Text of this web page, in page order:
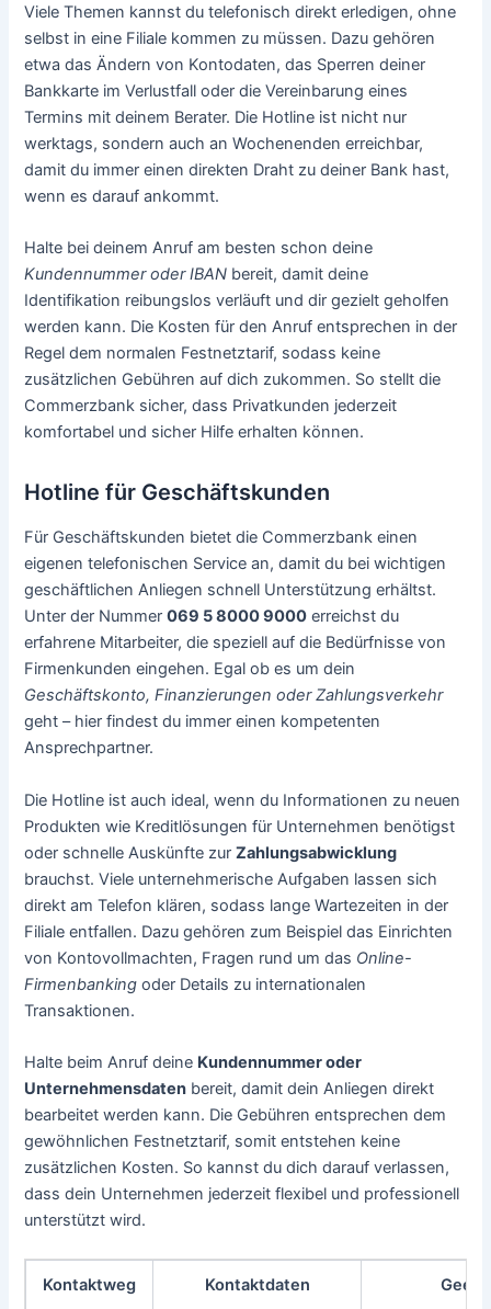
Viele Themen kannst du telefonisch direkt erledigen, ohne
selbst in eine Filiale kommen zu müssen. Dazu gehören
etwa das Ändern von Kontodaten, das Sperren deiner
Bankkarte im Verlustfall oder die Vereinbarung eines
Termins mit deinem Berater. Die Hotline ist nicht nur
werktags, sondern auch an Wochenenden erreichbar,
damit du immer einen direkten Draht zu deiner Bank hast,
wenn es darauf ankommt.
Halte bei deinem Anruf am besten schon deine
Kundennummer oder IBAN bereit, damit deine
Identifikation reibungslos verläuft und dir gezielt geholfen
werden kann. Die Kosten für den Anruf entsprechen in der
Regel dem normalen Festnetztarif, sodass keine
zusätzlichen Gebühren auf dich zukommen. So stellt die
Commerzbank sicher, dass Privatkunden jederzeit
komfortabel und sicher Hilfe erhalten können.
Hotline für Geschäftskunden
Für Geschäftskunden bietet die Commerzbank einen
eigenen telefonischen Service an, damit du bei wichtigen
geschäftlichen Anliegen schnell Unterstützung erhältst.
Unter der Nummer069 5 8000 9000 erreichst du
erfahrene Mitarbeiter, die speziell auf die Bedürfnisse von
Firmenkunden eingehen. Egal ob es um dein
Geschäftskonto, Finanzierungen oder Zahlungsverkehr
geht – hier findest du immer einen kompetenten
Ansprechpartner.
Die Hotline ist auch ideal, wenn du Informationen zu neuen
Produkten wie Kreditlösungen für Unternehmen benötigst
oder schnelle Auskünfte zurZahlungsabwicklung
brauchst. Viele unternehmerische Aufgaben lassen sich
direkt am Telefon klären, sodass lange Wartezeiten in der
Filiale entfallen. Dazu gehören zum Beispiel das Einrichten
von Kontovollmachten, Fragen rund um das Online-
Firmenbanking oder Details zu internationalen
Transaktionen.
Halte beim Anruf deine Kundennummer oder
Unternehmensdaten bereit, damit dein Anliegen direkt
bearbeitet werden kann. Die Gebühren entsprechen dem
gewöhnlichen Festnetztarif, somit entstehen keine
zusätzlichen Kosten. So kannst du dich darauf verlassen,
dass dein Unternehmen jederzeit flexibel und professionell
unterstützt wird.
Kontaktweg Kontaktdaten